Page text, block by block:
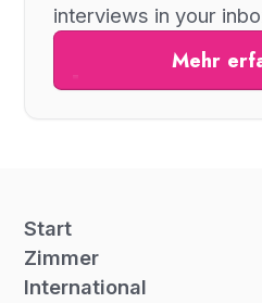
interviews in your
Mehr
Start
Zimmer
International